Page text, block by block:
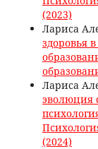
(2023)
Лариса
здоровья
Лариса
эволюция
(2024)